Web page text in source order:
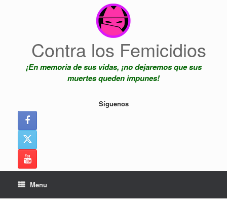
Contra los Femicidios
¡En memoria de sus vidas, ¡no dejaremos que sus
muertes queden impunes!
Síguenos
Menu